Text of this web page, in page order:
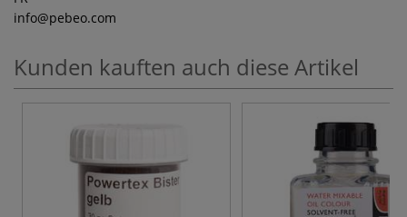
info@pebeo.com
Kunden kauften auch diese Artikel